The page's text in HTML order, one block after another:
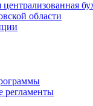
области
регламенты